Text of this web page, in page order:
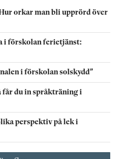
orkar man bli upprörd över
i förskolan ferietjänst:
i förskolan solskydd”
får du in språkträning i
perspektiv på lek i